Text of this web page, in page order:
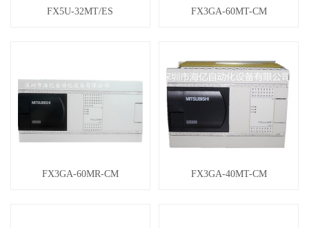
FX5U-32MT/ES FX3GA-60MT-CM
FX3GA-60MR-CM FX3GA-40MT-CM